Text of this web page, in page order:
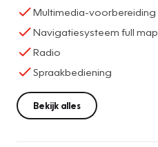
Multimedia-voorbereiding
Navigatiesysteem full map
Radio
Spraakbediening
Bekijk alles